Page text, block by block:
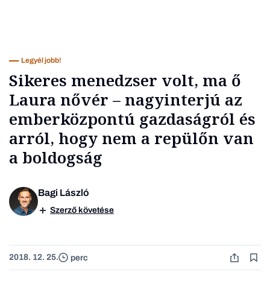
Üzlet
Legyél jobb!
Sikeres menedzser volt, ma ő
Laura nővér – nagyinterjú az
emberközpontú gazdaságról és
arról, hogy nem a repülőn van
a boldogság
Bagi László
Szerző követése
2018. 12. 25. perc